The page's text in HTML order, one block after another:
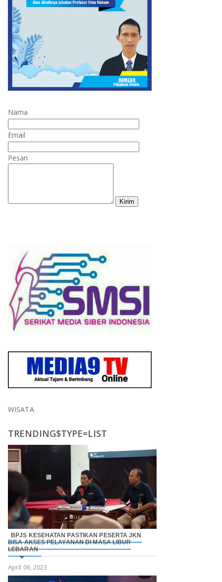
Nama
Email
Pesan
WISATA
TRENDING$TYPE=LIST
BPJS KESEHATAN PASTIKAN PESERTA JKN
BISA AKSES PELAYANAN DI MASA LIBUR
LEBARAN
April 06, 2023